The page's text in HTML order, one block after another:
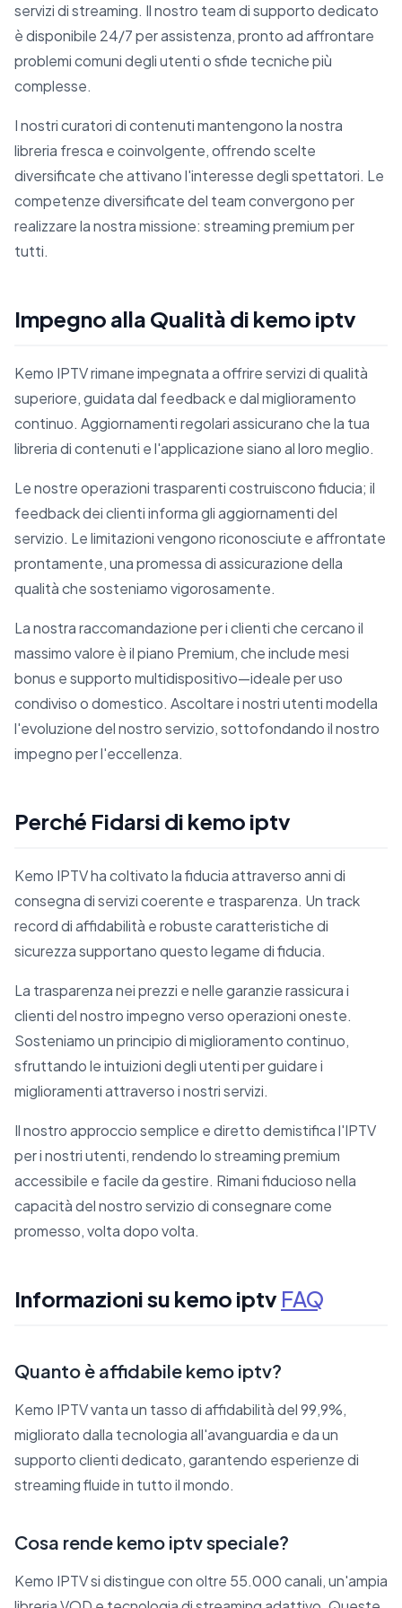
servizi di streaming. Il nostro team di supporto dedicato
è disponibile 24/7 per assistenza, pronto ad affrontare
problemi comuni degli utenti o sfide tecniche più
complesse.
I nostri curatori di contenuti mantengono la nostra
libreria fresca e coinvolgente, offrendo scelte
diversificate che attivano l'interesse degli spettatori. Le
competenze diversificate del team convergono per
realizzare la nostra missione: streaming premium per
tutti.
Impegno alla Qualità di kemo iptv
Kemo IPTV rimane impegnata a offrire servizi di qualità
superiore, guidata dal feedback e dal miglioramento
continuo. Aggiornamenti regolari assicurano che la tua
libreria di contenuti e l'applicazione siano al loro meglio.
Le nostre operazioni trasparenti costruiscono fiducia; il
feedback dei clienti informa gli aggiornamenti del
servizio. Le limitazioni vengono riconosciute e affrontate
prontamente, una promessa di assicurazione della
qualità che sosteniamo vigorosamente.
La nostra raccomandazione per i clienti che cercano il
massimo valore è il piano Premium, che include mesi
bonus e supporto multidispositivo—ideale per uso
condiviso o domestico. Ascoltare i nostri utenti modella
l'evoluzione del nostro servizio, sottofondando il nostro
impegno per l'eccellenza.
Perché Fidarsi di kemo iptv
Kemo IPTV ha coltivato la fiducia attraverso anni di
consegna di servizi coerente e trasparenza. Un track
record di affidabilità e robuste caratteristiche di
sicurezza supportano questo legame di fiducia.
La trasparenza nei prezzi e nelle garanzie rassicura i
clienti del nostro impegno verso operazioni oneste.
Sosteniamo un principio di miglioramento continuo,
sfruttando le intuizioni degli utenti per guidare i
miglioramenti attraverso i nostri servizi.
Il nostro approccio semplice e diretto demistifica l'IPTV
per i nostri utenti, rendendo lo streaming premium
accessibile e facile da gestire. Rimani fiducioso nella
capacità del nostro servizio di consegnare come
promesso, volta dopo volta.
Informazioni su kemo iptv FAQ
Quanto è affidabile kemo iptv?
Kemo IPTV vanta un tasso di affidabilità del 99,9%,
migliorato dalla tecnologia all'avanguardia e da un
supporto clienti dedicato, garantendo esperienze di
streaming fluide in tutto il mondo.
Cosa rende kemo iptv speciale?
Kemo IPTV si distingue con oltre 55.000 canali, un'ampia